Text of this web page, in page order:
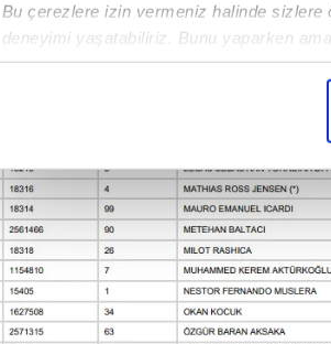
Bu çerezlere izin vermeniz halinde
deneyimi yaşatabiliriz. Bunu yaparken
içerikleri sunabilmek adına elimizden
Her halükârda, kullanıcılar, bu çerezlere
Sizlere daha iyi bir hizmet sunabilmek için
çerezler vasıtasıyla çeşitli kişisel
amacıyla kullanılmaktadır. Diğer
reklam/pazarlama faaliyetlerinin
Çerezlere ilişkin tercihlerinizi aşağıda yer